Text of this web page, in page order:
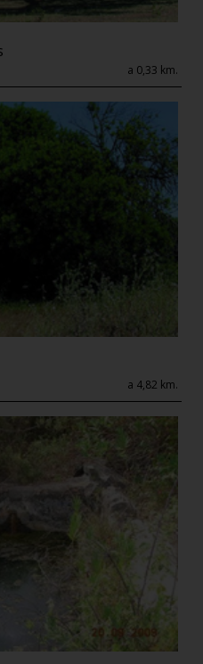
a 0,33 km.
a 4,82 km.